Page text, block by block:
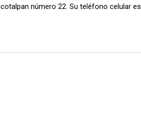
número 22. Su teléfono celular es